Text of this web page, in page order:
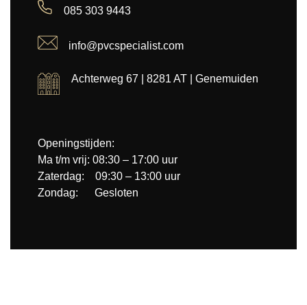
085 303 9443
info@pvcspecialist.com
Achterweg 67 | 8281 AT | Genemuiden
Openingstijden:
Ma t/m vrij: 08:30 – 17:00 uur
Zaterdag: 09:30 – 13:00 uur
Zondag: Gesloten